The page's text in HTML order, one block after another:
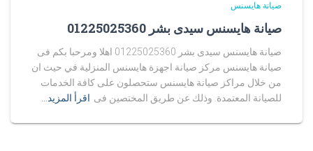
صيانة هايسنس
صيانة هايسنس سيدى بشر 01225025360
صيانة هايسنس سيدى بشر 01225025360 اهلا ومرحبا بكم فى
صيانة هايسنس مركز صيانة اجهزة هايسنس المنزلية في حيث ان
من خلال مراكز صيانة هايسنس ستحصلون على كافة الخدمات
للصيانة المعتمدة. وذلك عن طريق المختصين فى اقرأ المزيد…